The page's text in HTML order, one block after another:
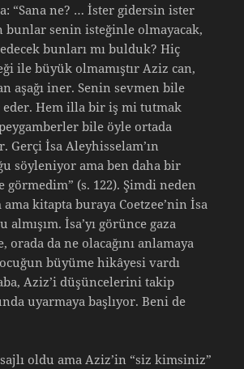
“Sana ne? … İster gidersin ister
bunlar senin isteğinle olmayacak,
bunları mı bulduk? Hiç
ile büyük olmamıştır Aziz can,
aşağı iner. Senin sevmen bile
Hem illa bir iş mi tutmak
bile öyle ortada
Gerçi İsa Aleyhisselam’ın
söyleniyor ama ben daha bir
görmedim” (s. 122). Şimdi neden
kitapta buraya Coetzee’nin İsa
İsa’yı görünce gaza
orada da ne olacağını anlamaya
büyüme hikâyesi vardı
Aziz’i düşüncelerini takip
uyarmaya başlıyor. Beni de
oldu ama Aziz’in “siz kimsiniz”